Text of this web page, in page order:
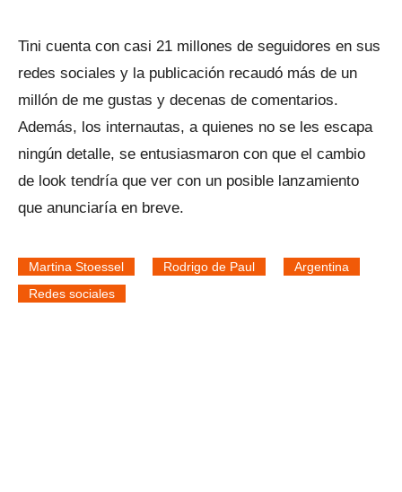
Tini cuenta con casi 21 millones de seguidores en sus
redes sociales y la publicación recaudó más de un
millón de me gustas y decenas de comentarios.
Además, los internautas, a quienes no se les escapa
ningún detalle, se entusiasmaron con que el cambio
de look tendría que ver con un posible lanzamiento
que anunciaría en breve.
Martina Stoessel Rodrigo de Paul
Argentina
Redes sociales